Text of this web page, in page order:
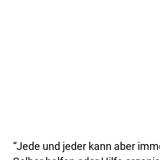
“Jede und jeder kann aber